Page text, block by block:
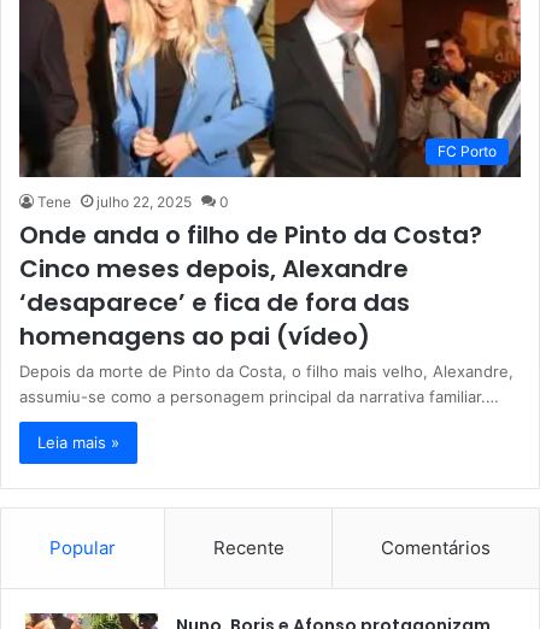
FC Porto
Tene julho 22, 2025 0
Onde anda o filho de Pinto da Costa?
Cinco meses depois, Alexandre
‘desaparece’ e fica de fora das
homenagens ao pai (vídeo)
Depois da morte de Pinto da Costa, o filho mais velho, Alexandre,
assumiu-se como a personagem principal da narrativa familiar.…
Leia mais »
Popular Recente Comentários